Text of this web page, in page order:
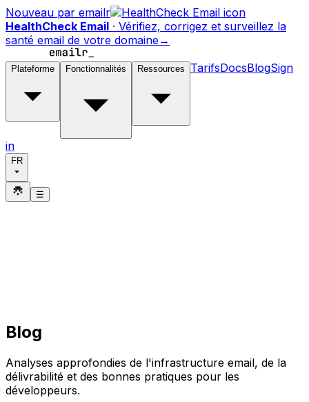
Nouveau par emailr
HealthCheck Email · Vérifiez, corrigez et surveillez la
santé email de votre domaine→
Plateforme Fonctionnalités Ressources TarifsDocsBlogSign
in
FR
☰
Blog
Analyses approfondies de l'infrastructure email, de la
délivrabilité et des bonnes pratiques pour les
développeurs.